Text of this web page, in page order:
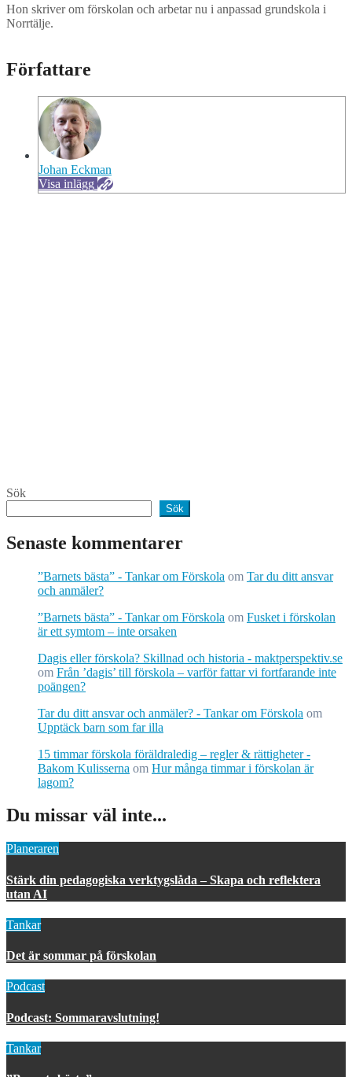
Hon skriver om förskolan och arbetar nu i anpassad grundskola i
Norrtälje.
Författare
Johan Eckman
Visa inlägg
Sök
Sök
Senaste kommentarer
”Barnets bästa” - Tankar om Förskola om Tar du ditt ansvar
och anmäler?
”Barnets bästa” - Tankar om Förskola om Fusket i förskolan
är ett symtom – inte orsaken
Dagis eller förskola? Skillnad och historia - maktperspektiv.se
om Från ’dagis’ till förskola – varför fattar vi fortfarande inte
poängen?
Tar du ditt ansvar och anmäler? - Tankar om Förskola om
Upptäck barn som far illa
15 timmar förskola föräldraledig – regler & rättigheter -
Bakom Kulisserna om Hur många timmar i förskolan är
lagom?
Du missar väl inte...
Planeraren
Stärk din pedagogiska verktygslåda – Skapa och reflektera
utan AI
Tankar
Det är sommar på förskolan
Podcast
Podcast: Sommaravslutning!
Tankar